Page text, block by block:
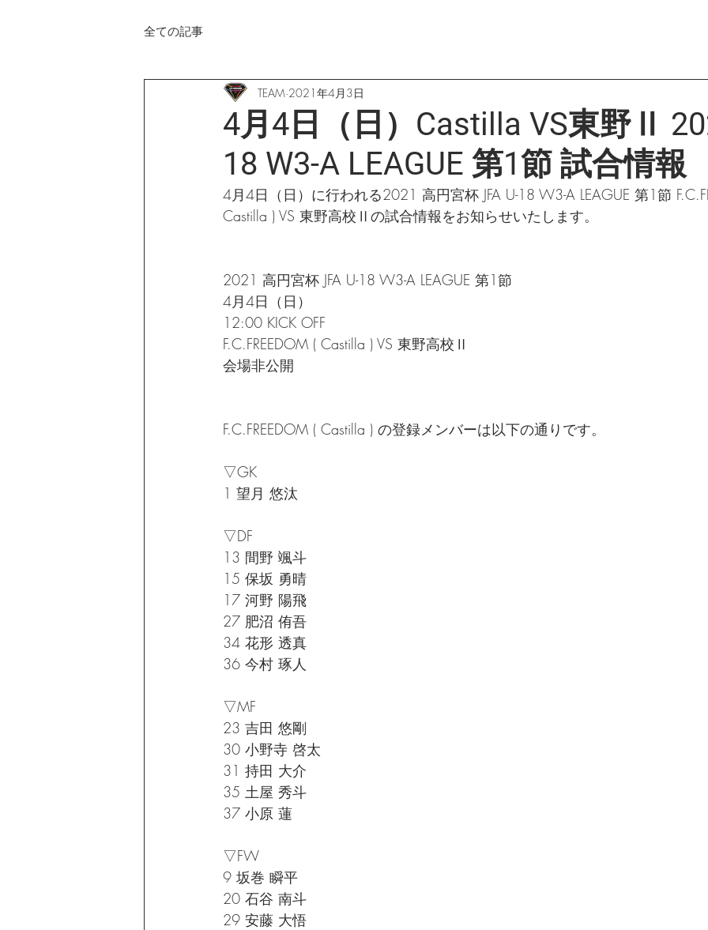
全ての記事
4月4日（日）Castilla VS東野Ⅱ
18 W3-A LEAGUE 第1節 試合情報
TEAM 2021年4月3日
4月4日（日）に行われる2021 高円宮杯 JFA U-18 W3-A LEAGUE 第1節
Castilla ) VS 東野高校Ⅱの試合情報をお知らせいたします。
2021 高円宮杯 JFA U-18 W3-A LEAGUE 第1節
4月4日（日）
12:00 KICK OFF
F.C.FREEDOM ( Castilla ) VS 東野高校Ⅱ
会場非公開
F.C.FREEDOM ( Castilla ) の登録メンバーは以下の通りです。
▽GK
1 望月 悠汰
▽DF
13 間野 颯斗
15 保坂 勇晴
17 河野 陽飛
27 肥沼 侑吾
34 花形 透真
36 今村 琢人
▽MF
23 吉田 悠剛
30 小野寺 啓太
31 持田 大介
35 土屋 秀斗
37 小原 蓮
▽FW
9 坂巻 瞬平
20 石谷 南斗
29 安藤 大悟